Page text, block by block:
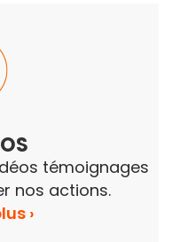
témoignages
nos actions.
›